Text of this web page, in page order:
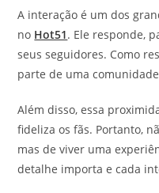
A interação é um dos
no Hot51. Ele responde,
seus seguidores. Como
parte de uma
Além disso, essa
fideliza os fãs. Portanto,
mas de viver uma
detalhe importa e cada